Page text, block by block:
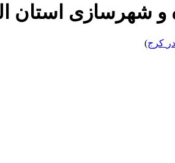
و شهرسازی استان
در کرج)